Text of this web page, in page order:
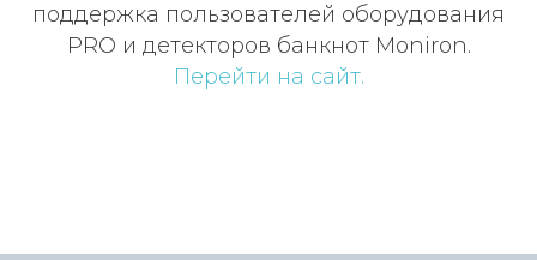
поддержка пользователей оборудования
PRO и детекторов банкнот Moniron.
Перейти на сайт.